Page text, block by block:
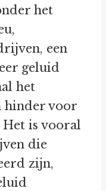
het
een
geluid
het
hinder voor
is vooral
die
zijn,